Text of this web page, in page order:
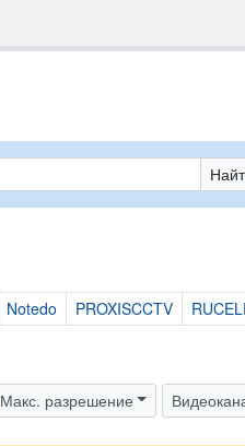
Notedo PROXISCCTV
Макс. разрешение